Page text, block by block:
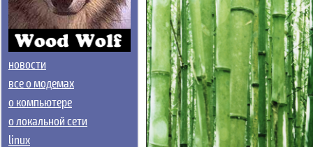
новости
все о модемах
о компьютере
о локальной сети
linux